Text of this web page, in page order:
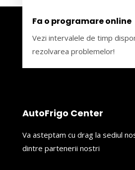
Fa o programare online
Vezi intervalele de timp
rezolvarea problemelor!
AutoFrigo Center
Va asteptam cu drag la sediul
dintre partenerii nostri